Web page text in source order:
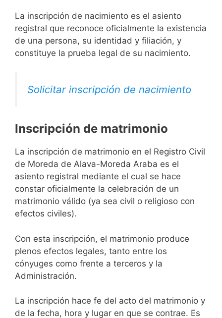
La inscripción de nacimiento es el asiento
registral que reconoce oficialmente la existencia
de una persona, su identidad y filiación, y
constituye la prueba legal de su nacimiento.
Solicitar inscripción de nacimiento
Inscripción de matrimonio
La inscripción de matrimonio en el Registro Civil
de Moreda de Alava-Moreda Araba es el
asiento registral mediante el cual se hace
constar oficialmente la celebración de un
matrimonio válido (ya sea civil o religioso con
efectos civiles).
Con esta inscripción, el matrimonio produce
plenos efectos legales, tanto entre los
cónyuges como frente a terceros y la
Administración.
La inscripción hace fe del acto del matrimonio y
de la fecha, hora y lugar en que se contrae. Es